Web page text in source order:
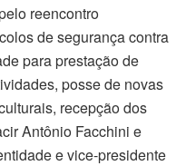
reencontro
de segurança contra
para prestação de
posse de novas
recepção dos
Antônio Facchini e
e vice-presidente